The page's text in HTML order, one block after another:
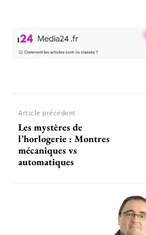
Article précédent
Les mystères de
l’horlogerie : Montres
mécaniques vs
automatiques